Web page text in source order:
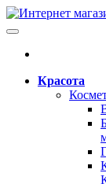
Красота